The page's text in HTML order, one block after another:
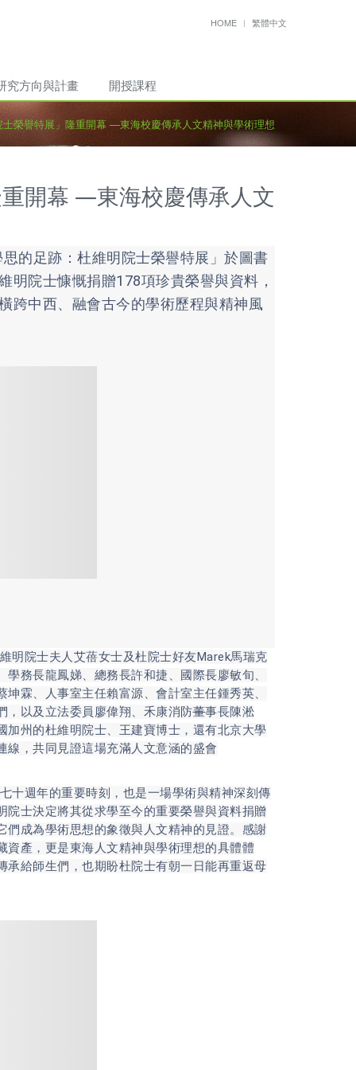
HOME 繁體中文
究方向與計畫 開授課程
榮譽特展」隆重開幕 —東海校慶傳承人文精神與學術理想
開幕 —東海校慶傳承人文
足跡：杜維明院士榮譽特展」於圖書
明院士慷慨捐贈178項珍貴榮譽與資料，
跨中西、融會古今的學術歷程與精神風
院士夫人艾蓓女士及杜院士好友Marek馬瑞克
務長龍鳳娣、總務長許和捷、國際長廖敏旬、
霖、人事室主任賴富源、會計室主任鍾秀英、
，以及立法委員廖偉翔、禾康消防董事長陳淞
州的杜維明院士、王建寶博士，還有北京大學
，共同見證這場充滿人文意涵的盛會
週年的重要時刻，也是一場學術與精神深刻傳
士決定將其從求學至今的重要榮譽與資料捐贈
成為學術思想的象徵與人文精神的見證。感謝
產，更是東海人文精神與學術理想的具體體
給師生們，也期盼杜院士有朝一日能再重返母